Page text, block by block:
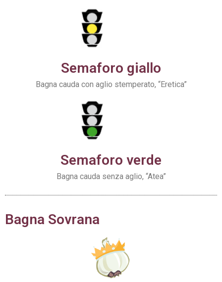
Semaforo giallo
Bagna cauda con aglio stemperato, “Eretica”
Semaforo verde
Bagna cauda senza aglio, “Atea”
Bagna Sovrana